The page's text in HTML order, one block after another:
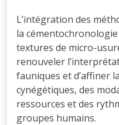
L’intégration des
la cémentochronologie
textures de micro-
renouveler
fauniques et d’affiner
cynégétiques, des
ressources et des
groupes humains.